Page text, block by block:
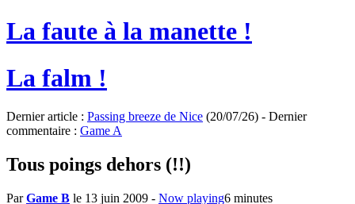
La faute à la manette !
La falm !
Dernier article : Passing breeze de Nice (20/07/26) - Dernier
commentaire : Game A
Tous poings dehors (!!)
ParGame B le 13 juin 2009 - Now playing6 minutes